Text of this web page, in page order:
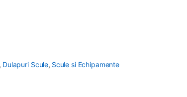
, Dulapuri Scule, Scule si Echipamente